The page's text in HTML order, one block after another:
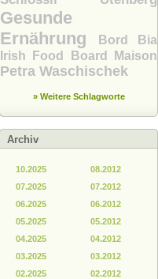
Gesunde
Ernährung
Bord Bia
Irish Food Board
Maison
Petra Waschischek
» Weitere Schlagworte
Archiv
10.2025
07.2025
06.2025
05.2025
04.2025
03.2025
02.2025
08.2012
07.2012
06.2012
05.2012
04.2012
03.2012
02.2012